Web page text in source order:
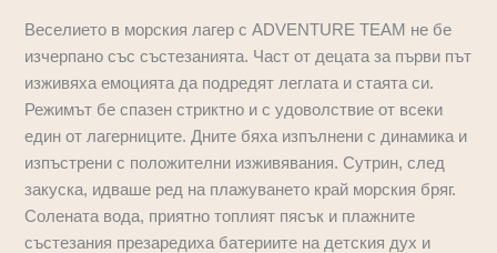
Веселието в морския лагер с ADVENTURE TEAM не бе
изчерпано със състезанията. Част от децата за първи път
изживяха емоцията да подредят леглата и стаята си.
Режимът бе спазен стриктно и с удоволствие от всеки
един от лагерниците. Дните бяха изпълнени с динамика и
изпъстрени с положителни изживявания. Сутрин, след
закуска, идваше ред на плажуването край морския бряг.
Солената вода, приятно топлият пясък и плажните
състезания презаредиха батериите на детския дух и